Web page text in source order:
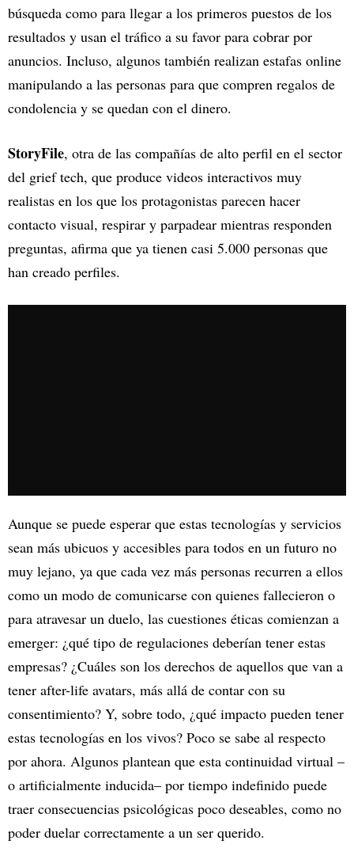
búsqueda como para llegar a los primeros puestos de los
resultados y usan el tráfico a su favor para cobrar por
anuncios. Incluso, algunos también realizan estafas online
manipulando a las personas para que compren regalos de
condolencia y se quedan con el dinero.
StoryFile, otra de las compañías de alto perfil en el sector
del grief tech, que produce videos interactivos muy
realistas en los que los protagonistas parecen hacer
contacto visual, respirar y parpadear mientras responden
preguntas, afirma que ya tienen casi 5.000 personas que
han creado perfiles.
Aunque se puede esperar que estas tecnologías y servicios
sean más ubicuos y accesibles para todos en un futuro no
muy lejano, ya que cada vez más personas recurren a ellos
como un modo de comunicarse con quienes fallecieron o
para atravesar un duelo, las cuestiones éticas comienzan a
emerger: ¿qué tipo de regulaciones deberían tener estas
empresas? ¿Cuáles son los derechos de aquellos que van a
tener after-life avatars, más allá de contar con su
consentimiento? Y, sobre todo, ¿qué impacto pueden tener
estas tecnologías en los vivos? Poco se sabe al respecto
por ahora. Algunos plantean que esta continuidad virtual –
o artificialmente inducida– por tiempo indefinido puede
traer consecuencias psicológicas poco deseables, como no
poder duelar correctamente a un ser querido.